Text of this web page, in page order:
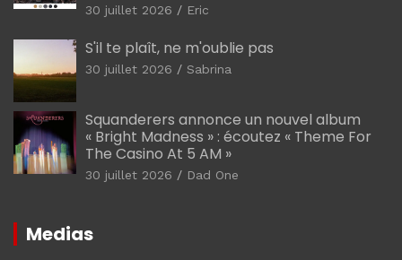
30 juillet 2026 Eric
S'il te plaît, ne m'oublie pas
30 juillet 2026 Sabrina
Squanderers annonce un nouvel album
« Bright Madness » : écoutez « Theme For
The Casino At 5 AM »
30 juillet 2026 Dad One
Medias